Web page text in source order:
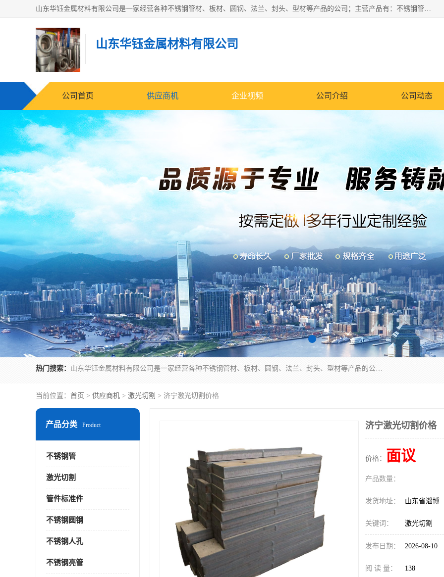
山东华钰金属材料有限公司是一家经营各种不锈钢管材、板材、圆钢、法兰、封头、型材等产品的公司；主营产品有：不锈钢管，激光切割，管件标准件，不锈钢圆钢，不锈钢人孔，不锈钢亮管，不锈钢角钢，不锈钢加工，不锈钢管子，不锈钢工业方管，不锈钢封头，不锈钢法兰，不锈钢阀门，不锈钢槽钢，不锈钢扁钢，不锈钢板等；可为客户制作各种规格的型材及不锈钢配件、非标准件及各种容器具等，能满足客户的不同采购要求。
山东华钰金属材料有限公司
公司首页 供应商机 企业视频 公司介绍 公司动态
热门搜索： 山东华钰金属材料有限公司是一家经营各种不锈钢管材、板材、圆钢、法兰、封头、型材等产品的公司；主营产品有：不锈钢管，激光切割，管件标准件，不锈钢圆钢，不锈钢人孔，不锈钢亮管，不锈钢角钢，不锈钢加工，不锈钢管子，不锈钢工业方管，不锈钢封头，不锈钢法兰，不锈钢阀门，不锈钢槽钢，不锈钢扁钢，不锈钢板等；可为客户制作各种规格的型材及不锈钢配件、非标准件及各种容器具等，能满足客户的不同采购要求。
当前位置： 首页 > 供应商机 > 激光切割 > 济宁激光切割价格
产品分类 Product
不锈钢管
激光切割
管件标准件
不锈钢圆钢
不锈钢人孔
不锈钢亮管
济宁激光切割价格
价格： 面议
产品数量：
发货地址： 山东省淄博
关键词： 激光切割
发布日期： 2026-08-10
阅 读 量： 138